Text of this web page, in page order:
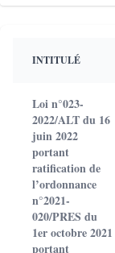
INTITULÉ
Loi n°023-
2022/ALT du 16
juin 2022
portant
ratification de
l’ordonnance
n°2021-
020/PRES du
1er octobre 2021
portant